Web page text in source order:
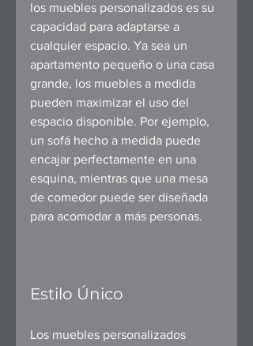
los muebles personalizados es su
capacidad para adaptarse a
cualquier espacio. Ya sea un
apartamento pequeño o una casa
grande, los muebles a medida
pueden maximizar el uso del
espacio disponible. Por ejemplo,
un sofá hecho a medida puede
encajar perfectamente en una
esquina, mientras que una mesa
de comedor puede ser diseñada
para acomodar a más personas.
Estilo Único
Los muebles personalizados